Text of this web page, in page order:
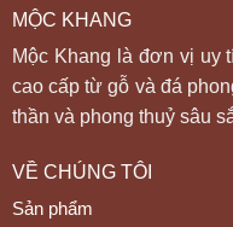
MỘC KHANG
Mộc Khang là đơn vị uy
cao cấp từ gỗ và đá
thần và phong thuỷ sâu
VỀ CHÚNG TÔI
Sản phẩm